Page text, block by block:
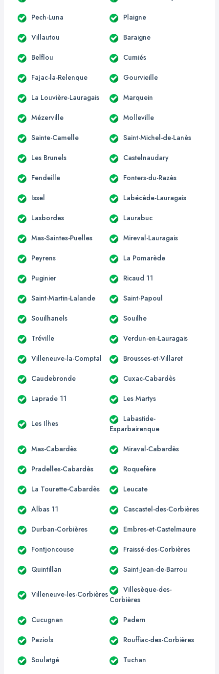
Pech-Luna Plaigne
Villautou Baraigne
Belflou Cumiés
Fajac-la-Relenque Gourvieille
La Louvière-Lauragais Marquein
Mézerville Molleville
Sainte-Camelle Saint-Michel-de-Lanès
Les Brunels Castelnaudary
Fendeille Fonters-du-Razès
Issel Labécède-Lauragais
Lasbordes Laurabuc
Mas-Saintes-Puelles Mireval-Lauragais
Peyrens La Pomarède
Puginier Ricaud 11
Saint-Martin-Lalande Saint-Papoul
Souilhanels Souilhe
Tréville Verdun-en-Lauragais
Villeneuve-la-Comptal Brousses-et-Villaret
Caudebronde Cuxac-Cabardès
Laprade 11 Les Martys
Les Ilhes
Labastide-
Esparbairenque
Mas-Cabardès Miraval-Cabardès
Pradelles-Cabardès Roquefère
La Tourette-Cabardès Leucate
Albas 11 Cascastel-des-Corbières
Durban-Corbières Embres-et-Castelmaure
Fontjoncouse Fraissé-des-Corbières
Quintillan Saint-Jean-de-Barrou
Villeneuve-les-Corbières
Villesèque-des-
Corbières
Cucugnan Padern
Paziols Rouffiac-des-Corbières
Soulatgé Tuchan